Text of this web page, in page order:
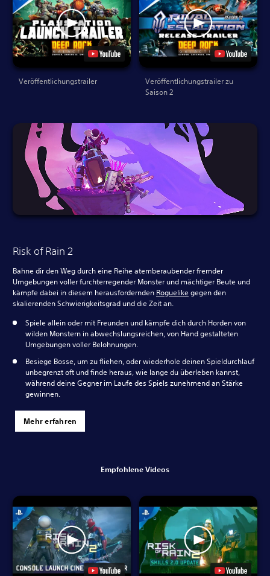
Veröffentlichungstrailer
Veröffentlichungstrailer zu
Saison 2
Risk of Rain 2
Bahne dir den Weg durch eine Reihe atemberaubender fremder
Umgebungen voller furchterregender Monster und mächtiger Beute und
kämpfe dabei in diesem herausfordernden Roguelikegegen den
skalierenden Schwierigkeitsgrad und die Zeit an.
Spiele allein oder mit Freunden und kämpfe dich durch Horden von
wilden Monstern in abwechslungsreichen, von Hand gestalteten
Umgebungen voller Belohnungen.
Besiege Bosse, um zu fliehen, oder wiederhole deinen Spieldurchlauf
unbegrenzt oft und finde heraus, wie lange du überleben kannst,
während deine Gegner im Laufe des Spiels zunehmend an Stärke
gewinnen.
Mehr erfahren
Empfohlene Videos